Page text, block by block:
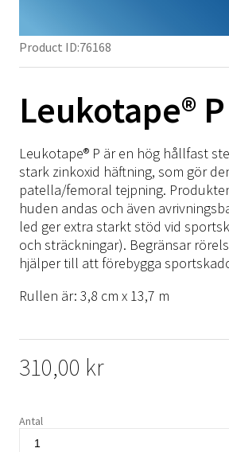
Ödem
Post-Op
Hälsporre
Hälsårsprevention
Häl
Inlägg
Springer
Formthotics
Spegellåda
Axel
Armbåge
Rygg
Fotled
Kompression
Ice-Wrap
NRX/ARX/SRX Strap
NRX Strap
NRX Strap Colors
NRX Strap Neptune
NRX Strap PLUS
NRX Strap Double
SRX Strap Camo/
ARX Soft Strap
NRX Strap Kit
NRX Heat Tape
NRX Hook
Termoplast
Turbocast
Drape
Blend
Vattenbad
Material
Kardborre
Polstring
Material på rulle
Träningsredskap
Tejp
Click Medical
Barn
Övrigt
Skoinlägg
NRX/ARX/SRX Strap
NRX Strap
Material
Termoplast
Träningsredskap
Tejp
Click Medical
Barn
Fot & Fotled
SRX/Sport
Material
Termoplast
Träningsredskap
Tejp
Barn
Övrigt
Product ID:76168
Leukotape® P
Leukotape® P är en hög hållfast
stark zinkoxid häftning, som gör
patella/femoral tejpning.
huden andas och även
led ger extra starkt stöd vid
och sträckningar). Begränsar
hjälper till att förebygga
Rullen är: 3,8 cm x 13,7 m
310,00 kr
Antal